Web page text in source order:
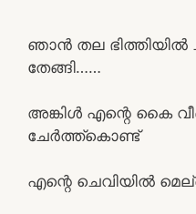
ഞാൻ തല ഭിത്തിയിൽ
തേങ്ങി……
അങ്കിൾ എന്റെ കൈ
ചേർത്ത്കൊണ്ട്
എന്റെ ചെവിയിൽ